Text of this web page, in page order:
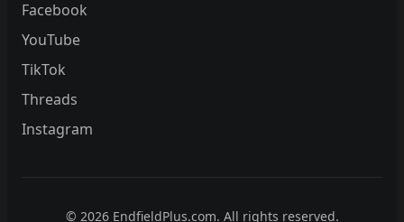
Facebook
YouTube
TikTok
Threads
Instagram
© 2026 EndfieldPlus.com. All rights reserved.